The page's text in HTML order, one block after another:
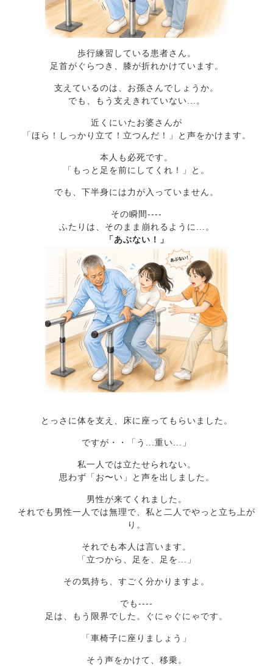
歩行練習している患者さん。
足首がぐらつき、膝が折れかけています。
支えているのは、お孫さんでしょうか。
でも、もう支えきれていない...。
近くにいたお婆さんが
「ほら！しっかり立て！立つんだ！」と声をかけます。
本人も必死です。
「もっと足を前にしてくれ！」と。
でも、下半身には力が入っていません。
その瞬間----
ふたりは、そのまま崩れるように...。
「あぶない！」
とっさに体を支え、床に座ってもらいました。
ですが・・「う...重い...」
私一人では立たせられない。
思わず「お〜い」と声を出しました。
男性が来てくれました。
それでも男性一人では無理で、私と二人でやっと立ち上が
り。
それでも本人は言います。
「立つから、足を、足を...」
その気持ち、すごく分かりますよ。
でも----
足は、もう限界でした。ぐにゃぐにゃです。
「車椅子に座りましょう」
そう声をかけて、移乗。